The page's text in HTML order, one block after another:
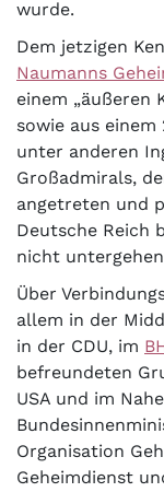
wurde.
Dem jetzigen
Naumanns
einem „äußeren
sowie aus einem
unter anderen
Großadmirals,
angetreten und
Deutsche Reich
nicht
Über
allem in der
in der CDU, im
befreundeten
USA und im
Organisation
Geheimdienst